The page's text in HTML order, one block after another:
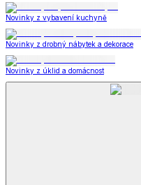
Novinky z vybavení kuchyně
Novinky z drobný nábytek a dekorace
Novinky z úklid a domácnost